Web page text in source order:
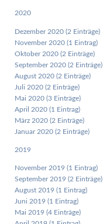
2020
Dezember 2020 (2 Einträge)
November 2020 (1 Eintrag)
Oktober 2020 (2 Einträge)
September 2020 (2 Einträge)
August 2020 (2 Einträge)
Juli 2020 (2 Einträge)
Mai 2020 (3 Einträge)
April 2020 (1 Eintrag)
März 2020 (2 Einträge)
Januar 2020 (2 Einträge)
2019
November 2019 (1 Eintrag)
September 2019 (2 Einträge)
August 2019 (1 Eintrag)
Juni 2019 (1 Eintrag)
Mai 2019 (4 Einträge)